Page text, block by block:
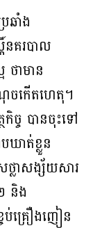
ឆាំង
គរបាល
ថាមាន
ចកេីតហេតុ។
ច្ច បានចុះទៅ
ឃាត់ខ្លួន
លាសង្ស័យសារ
និង
ប់គ្រឿងញៀន